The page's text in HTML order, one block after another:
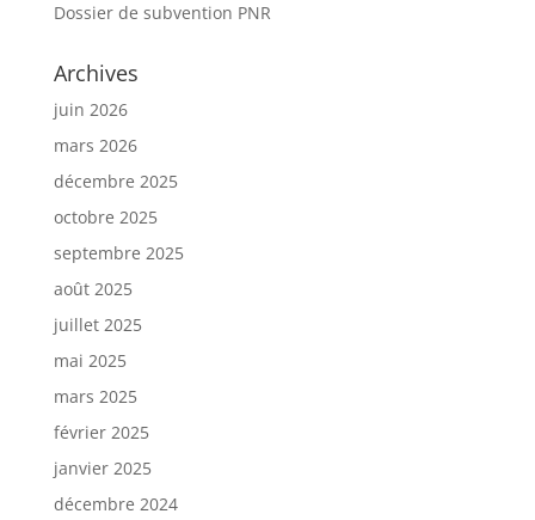
Dossier de subvention PNR
Archives
juin 2026
mars 2026
décembre 2025
octobre 2025
septembre 2025
août 2025
juillet 2025
mai 2025
mars 2025
février 2025
janvier 2025
décembre 2024